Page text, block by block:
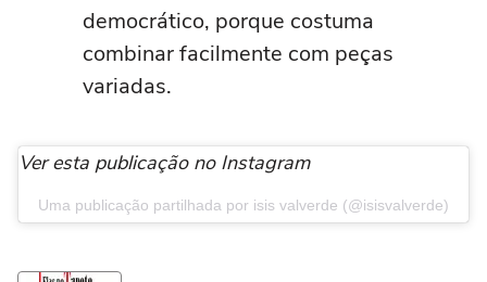
democrático, porque costuma
combinar facilmente com peças
variadas.
Ver esta publicação no Instagram
Uma publicação partilhada por isis valverde (@isisvalverde)